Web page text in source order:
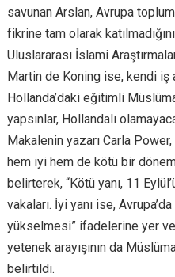
savunan Arslan, Avrupa
fikrine tam olarak
Uluslararası İslami
Martin de Koning ise, kendi iş
Hollanda’daki eğitimli
yapsınlar, Hollandalı
Makalenin yazarı Carla
hem iyi hem de kötü bir
belirterek, “Kötü yanı, 11
vakaları. İyi yanı ise,
yükselmesi” ifadelerine yer
yetenek arayışının da
belirtildi.